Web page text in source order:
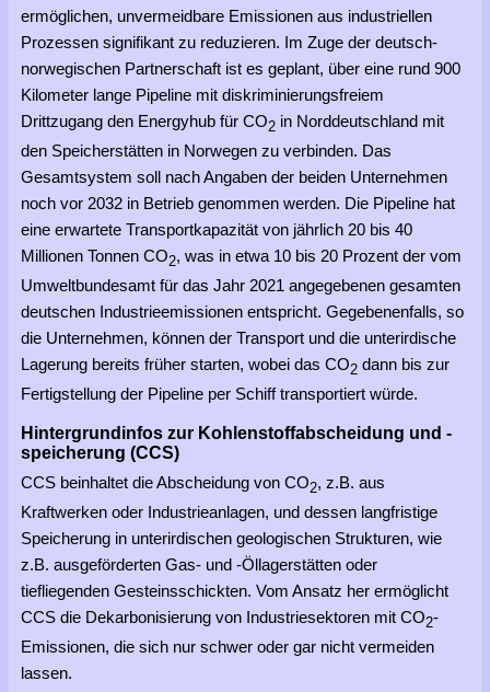
ermöglichen, unvermeidbare Emissionen aus industriellen
Prozessen signifikant zu reduzieren. Im Zuge der deutsch-
norwegischen Partnerschaft ist es geplant, über eine rund 900
Kilometer lange Pipeline mit diskriminierungsfreiem
Drittzugang den Energyhub für CO2 in Norddeutschland mit
den Speicherstätten in Norwegen zu verbinden. Das
Gesamtsystem soll nach Angaben der beiden Unternehmen
noch vor 2032 in Betrieb genommen werden. Die Pipeline hat
eine erwartete Transportkapazität von jährlich 20 bis 40
Millionen Tonnen CO2, was in etwa 10 bis 20 Prozent der vom
Umweltbundesamt für das Jahr 2021 angegebenen gesamten
deutschen Industrieemissionen entspricht. Gegebenenfalls, so
die Unternehmen, können der Transport und die unterirdische
Lagerung bereits früher starten, wobei das CO2 dann bis zur
Fertigstellung der Pipeline per Schiff transportiert würde.
Hintergrundinfos zur Kohlenstoffabscheidung und -
speicherung (CCS)
CCS beinhaltet die Abscheidung von CO2, z.B. aus
Kraftwerken oder Industrieanlagen, und dessen langfristige
Speicherung in unterirdischen geologischen Strukturen, wie
z.B. ausgeförderten Gas- und -Öllagerstätten oder
tiefliegenden Gesteinsschickten. Vom Ansatz her ermöglicht
CCS die Dekarbonisierung von Industriesektoren mit CO2-
Emissionen, die sich nur schwer oder gar nicht vermeiden
lassen.